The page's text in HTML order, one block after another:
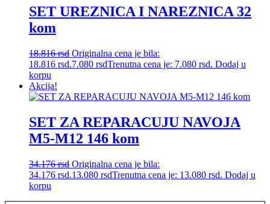
SET UREZNICA I NAREZNICA 32
kom
18.816rsd Originalna cena je bila:
18.816 rsd.7.080 rsdTrenutna cena je: 7.080 rsd. Dodaj u
korpu
Akcija!
SET ZA REPARACUJU NAVOJA
M5-M12 146 kom
34.176rsd Originalna cena je bila:
34.176 rsd.13.080 rsdTrenutna cena je: 13.080 rsd. Dodaj u
korpu